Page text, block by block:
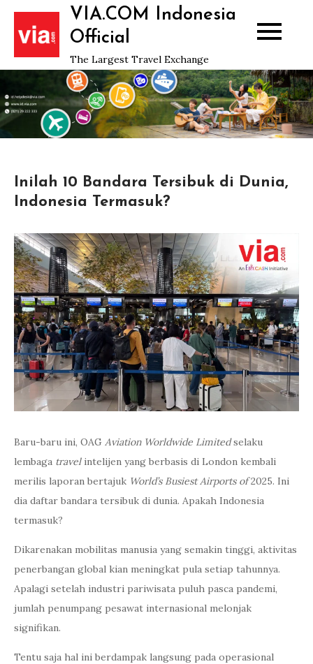
Skip
content
VIA.COM Indonesia
Official
The Largest Travel Exchange
Inilah 10 Bandara Tersibuk di Dunia,
Indonesia Termasuk?
Baru-baru ini, OAG Aviation Worldwide Limitedselaku
lembaga travel intelijen yang berbasis di London kembali
merilis laporan bertajuk World’s Busiest Airports of2025. Ini
dia daftar bandara tersibuk di dunia. Apakah Indonesia
termasuk?
Dikarenakan mobilitas manusia yang semakin tinggi, aktivitas
penerbangan global kian meningkat pula setiap tahunnya.
Apalagi setelah industri pariwisata puluh pasca pandemi,
jumlah penumpang pesawat internasional melonjak
signifikan.
Tentu saja hal ini berdampak langsung pada operasional